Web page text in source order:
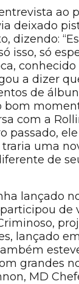
ao
deixado
dizendo:
isso, só
a dizer
de
bom
com a
passado,
uma
de
lançado
de
lançado
grandes
MD